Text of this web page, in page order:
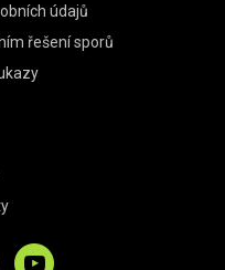
údajů
řešení sporů